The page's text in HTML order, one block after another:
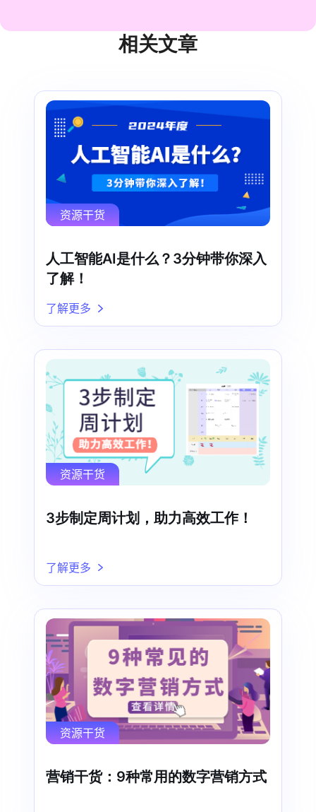
相关文章
资源干货
人工智能AI是什么？3分钟带你深入
了解！
了解更多
资源干货
3步制定周计划，助力高效工作！
了解更多
资源干货
营销干货：9种常用的数字营销方式